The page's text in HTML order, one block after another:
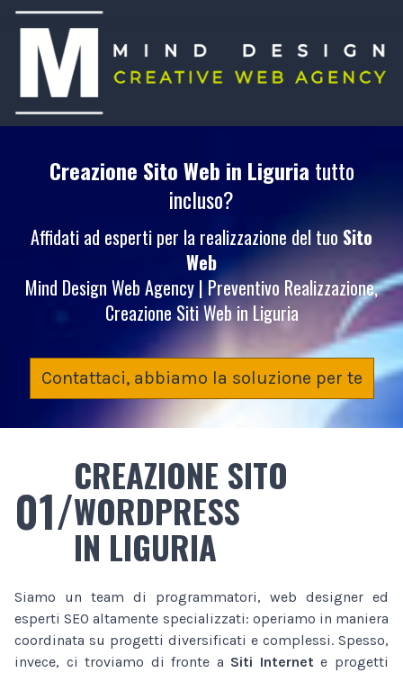
Creazione Sito Web in Liguria tutto
incluso?
Affidati ad esperti per la realizzazione del tuoSito
Web
Mind Design Web Agency | Preventivo Realizzazione,
Creazione Siti Web in Liguria
Contattaci, abbiamo la soluzione per te
01/
CREAZIONE SITO
WORDPRESS
IN LIGURIA
Siamo un team di programmatori, web designer ed
esperti SEO altamente specializzati: operiamo in maniera
coordinata su progetti diversificati e complessi. Spesso,
invece, ci troviamo di fronte a Siti Internet e progetti